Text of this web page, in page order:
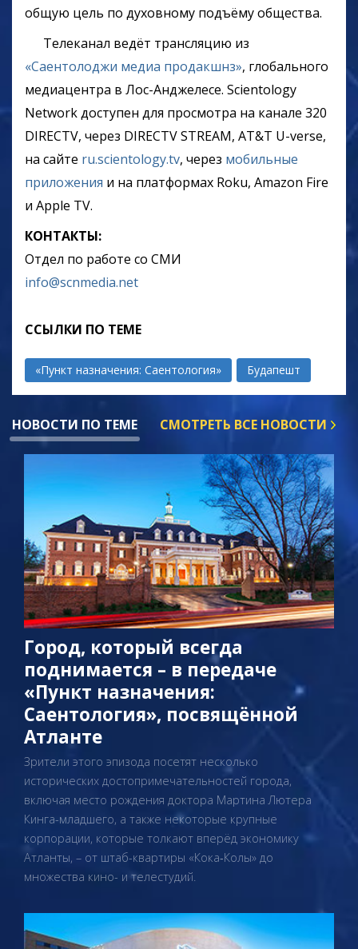
общую цель по духовному подъёму общества.
Телеканал ведёт трансляцию из
«Саентолоджи медиа продакшнз», глобального
медиацентра в Лос-Анджелесе. Scientology
Network доступен для просмотра на канале 320
DIRECTV, через DIRECTV STREAM, AT&T U-verse,
на сайте ru.scientology.tv, через мобильные
приложения и на платформах Roku, Amazon Fire
и Apple TV.
КОНТАКТЫ:
Отдел по работе со СМИ
info@scnmedia.net
ССЫЛКИ ПО ТЕМЕ
«Пункт назначения: Саентология» Будапешт
НОВОСТИ ПО ТЕМЕ СМОТРЕТЬ ВСЕ НОВОСТИ
Город, который всегда
поднимается – в передаче
«Пункт назначения:
Саентология», посвящённой
Атланте
Зрители этого эпизода посетят несколько
исторических достопримечательностей города,
включая место рождения доктора Мартина Лютера
Кинга-младшего, а также некоторые крупные
корпорации, которые толкают вперёд экономику
Атланты, – от штаб-квартиры «Кока‑Колы» до
множества кино- и телестудий.